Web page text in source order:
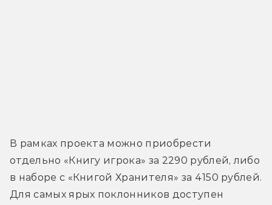
В рамках проекта можно приобрести
отдельно «Книгу игрока» за 2290 рублей, либо
в наборе с «Книгой Хранителя» за 4150 рублей.
Для самых ярых поклонников доступен